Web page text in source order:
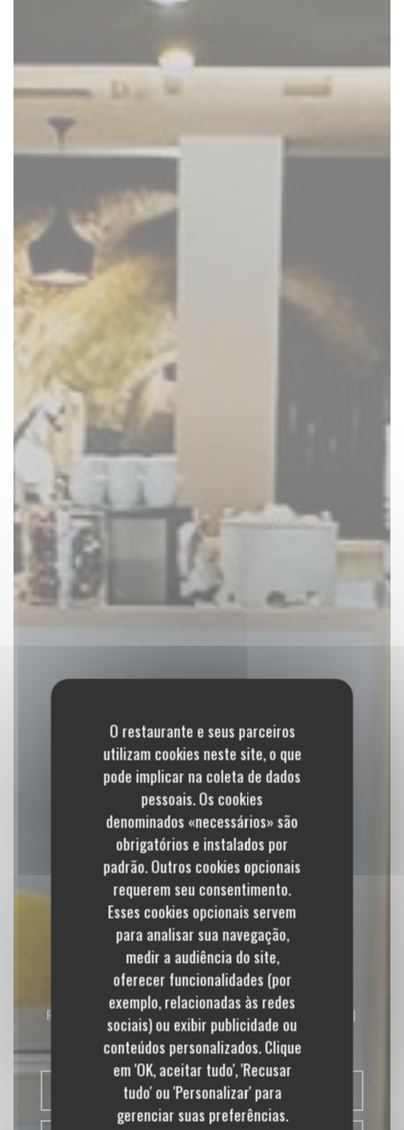
O restaurante e seus parceiros
utilizam cookies neste site, o que
pode implicar na coleta de dados
pessoais. Os cookies
denominados «necessários» são
obrigatórios e instalados por
padrão. Outros cookies opcionais
requerem seu consentimento.
Esses cookies opcionais servem
para analisar sua navegação,
medir a audiência do site,
oferecer funcionalidades (por
exemplo, relacionadas às redes
sociais) ou exibir publicidade ou
conteúdos personalizados. Clique
em 'OK, aceitar tudo', 'Recusar
tudo' ou 'Personalizar' para
gerenciar suas preferências.
BiBoViNo
RESTAURANT BISTRONOMIQUE - CAVISTE |
LA ROCHE SUR YON
RESERVAR UMA MESA